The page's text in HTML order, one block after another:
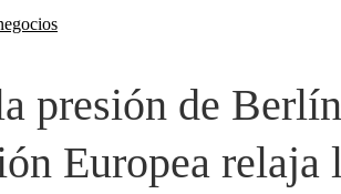
presión de
Europea relaja